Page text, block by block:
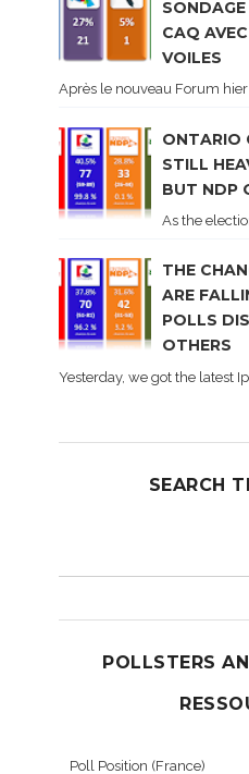
CAQ
VOILES
Après le nouveau Forum
ONTARIO
STILL
BUT NDP
As the
THE
ARE
POLLS
OTHERS
Yesterday, we got the latest
SEARCH
POLLSTERS
Poll Position (France)